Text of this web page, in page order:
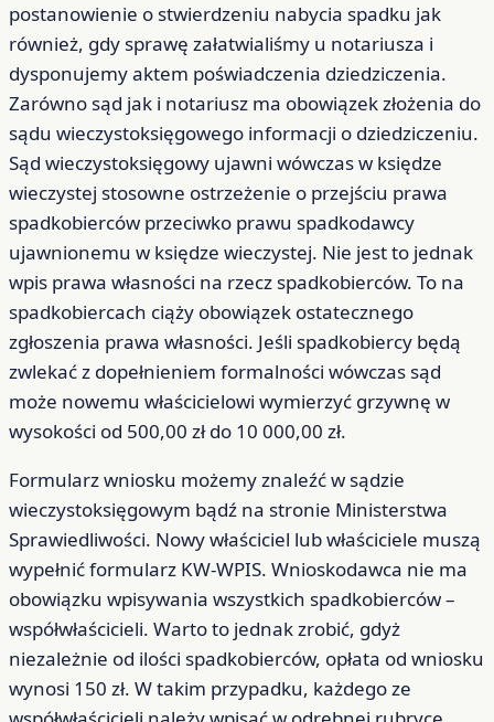
postanowienie o stwierdzeniu nabycia spadku jak
również, gdy sprawę załatwialiśmy u notariusza i
dysponujemy aktem poświadczenia dziedziczenia.
Zarówno sąd jak i notariusz ma obowiązek złożenia do
sądu wieczystoksięgowego informacji o dziedziczeniu.
Sąd wieczystoksięgowy ujawni wówczas w księdze
wieczystej stosowne ostrzeżenie o przejściu prawa
spadkobierców przeciwko prawu spadkodawcy
ujawnionemu w księdze wieczystej. Nie jest to jednak
wpis prawa własności na rzecz spadkobierców. To na
spadkobiercach ciąży obowiązek ostatecznego
zgłoszenia prawa własności. Jeśli spadkobiercy będą
zwlekać z dopełnieniem formalności wówczas sąd
może nowemu właścicielowi wymierzyć grzywnę w
wysokości od 500,00 zł do 10 000,00 zł.
Formularz wniosku możemy znaleźć w sądzie
wieczystoksięgowym bądź na stronie Ministerstwa
Sprawiedliwości. Nowy właściciel lub właściciele muszą
wypełnić formularz KW-WPIS. Wnioskodawca nie ma
obowiązku wpisywania wszystkich spadkobierców –
współwłaścicieli. Warto to jednak zrobić, gdyż
niezależnie od ilości spadkobierców, opłata od wniosku
wynosi 150 zł. W takim przypadku, każdego ze